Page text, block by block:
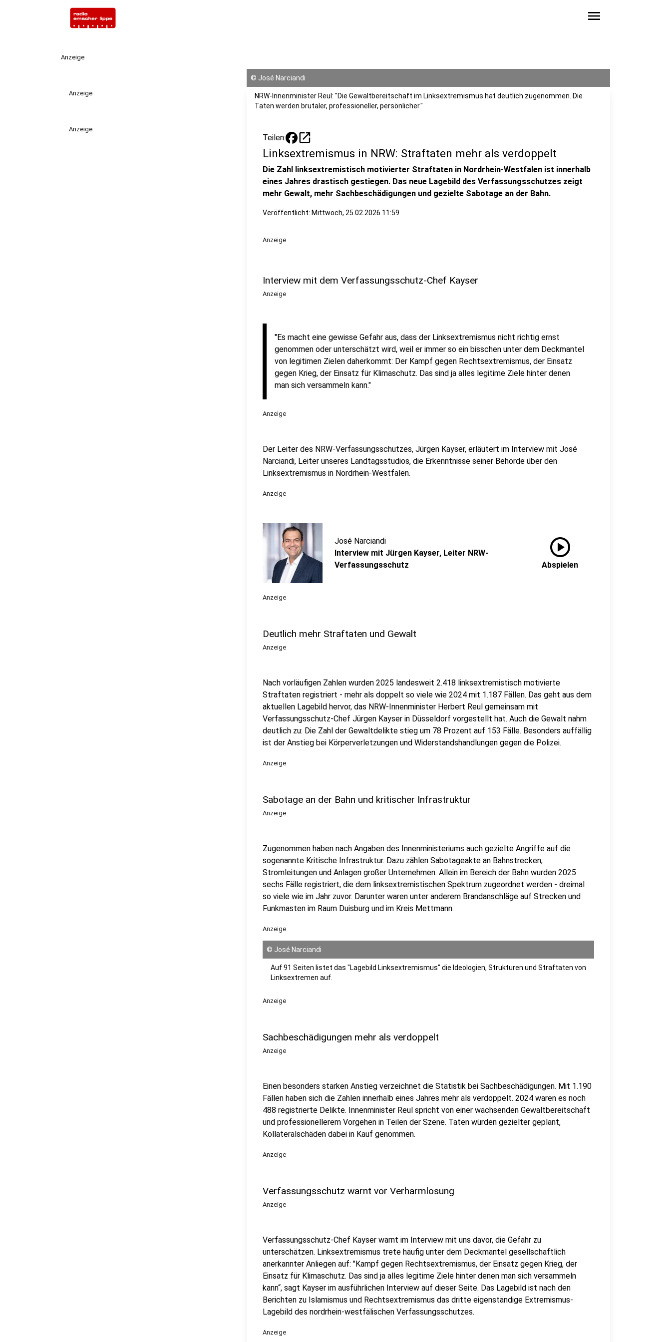
menu
Anzeige
Anzeige
Anzeige
© José Narciandi
NRW-Innenminister Reul: "Die Gewaltbereitschaft im Linksextremismus hat deutlich zugenommen. Die
Taten werden brutaler, professioneller, persönlicher."
Teilen: open_in_new
Linksextremismus in NRW: Straftaten mehr als verdoppelt
Die Zahl linksextremistisch motivierter Straftaten in Nordrhein-Westfalen ist innerhalb
eines Jahres drastisch gestiegen. Das neue Lagebild des Verfassungsschutzes zeigt
mehr Gewalt, mehr Sachbeschädigungen und gezielte Sabotage an der Bahn.
Veröffentlicht: Mittwoch, 25.02.2026 11:59
Anzeige
Interview mit dem Verfassungsschutz-Chef Kayser
Anzeige
"Es macht eine gewisse Gefahr aus, dass der Linksextremismus nicht richtig ernst
genommen oder unterschätzt wird, weil er immer so ein bisschen unter dem Deckmantel
von legitimen Zielen daherkommt: Der Kampf gegen Rechtsextremismus, der Einsatz
gegen Krieg, der Einsatz für Klimaschutz. Das sind ja alles legitime Ziele hinter denen
man sich versammeln kann."
Anzeige
Der Leiter des NRW-Verfassungsschutzes, Jürgen Kayser, erläutert im Interview mit José
Narciandi, Leiter unseres Landtagsstudios, die Erkenntnisse seiner Behörde über den
Linksextremismus in Nordrhein-Westfalen.
Anzeige
José Narciandi
Interview mit Jürgen Kayser, Leiter NRW-
Verfassungsschutz
play_circle
Abspielen
Anzeige
Deutlich mehr Straftaten und Gewalt
Anzeige
Nach vorläufigen Zahlen wurden 2025 landesweit 2.418 linksextremistisch motivierte
Straftaten registriert - mehr als doppelt so viele wie 2024 mit 1.187 Fällen. Das geht aus dem
aktuellen Lagebild hervor, das NRW-Innenminister Herbert Reul gemeinsam mit
Verfassungsschutz-Chef Jürgen Kayser in Düsseldorf vorgestellt hat. Auch die Gewalt nahm
deutlich zu: Die Zahl der Gewaltdelikte stieg um 78 Prozent auf 153 Fälle. Besonders auffällig
ist der Anstieg bei Körperverletzungen und Widerstandshandlungen gegen die Polizei.
Anzeige
Sabotage an der Bahn und kritischer Infrastruktur
Anzeige
Zugenommen haben nach Angaben des Innenministeriums auch gezielte Angriffe auf die
sogenannte Kritische Infrastruktur. Dazu zählen Sabotageakte an Bahnstrecken,
Stromleitungen und Anlagen großer Unternehmen. Allein im Bereich der Bahn wurden 2025
sechs Fälle registriert, die dem linksextremistischen Spektrum zugeordnet werden - dreimal
so viele wie im Jahr zuvor. Darunter waren unter anderem Brandanschläge auf Strecken und
Funkmasten im Raum Duisburg und im Kreis Mettmann.
Anzeige
© José Narciandi
Auf 91 Seiten listet das "Lagebild Linksextremismus" die Ideologien, Strukturen und Straftaten von
Linksextremen auf.
Anzeige
Sachbeschädigungen mehr als verdoppelt
Anzeige
Einen besonders starken Anstieg verzeichnet die Statistik bei Sachbeschädigungen. Mit 1.190
Fällen haben sich die Zahlen innerhalb eines Jahres mehr als verdoppelt. 2024 waren es noch
488 registrierte Delikte. Innenminister Reul spricht von einer wachsenden Gewaltbereitschaft
und professionellerem Vorgehen in Teilen der Szene. Taten würden gezielter geplant,
Kollateralschäden dabei in Kauf genommen.
Anzeige
Verfassungsschutz warnt vor Verharmlosung
Anzeige
Verfassungsschutz-Chef Kayser warnt im Interview mit uns davor, die Gefahr zu
unterschätzen. Linksextremismus trete häufig unter dem Deckmantel gesellschaftlich
anerkannter Anliegen auf: "Kampf gegen Rechtsextremismus, der Einsatz gegen Krieg, der
Einsatz für Klimaschutz. Das sind ja alles legitime Ziele hinter denen man sich versammeln
kann“, sagt Kayser im ausführlichen Interview auf dieser Seite. Das Lagebild ist nach den
Berichten zu Islamismus und Rechtsextremismus das dritte eigenständige Extremismus-
Lagebild des nordrhein-westfälischen Verfassungsschutzes.
Anzeige